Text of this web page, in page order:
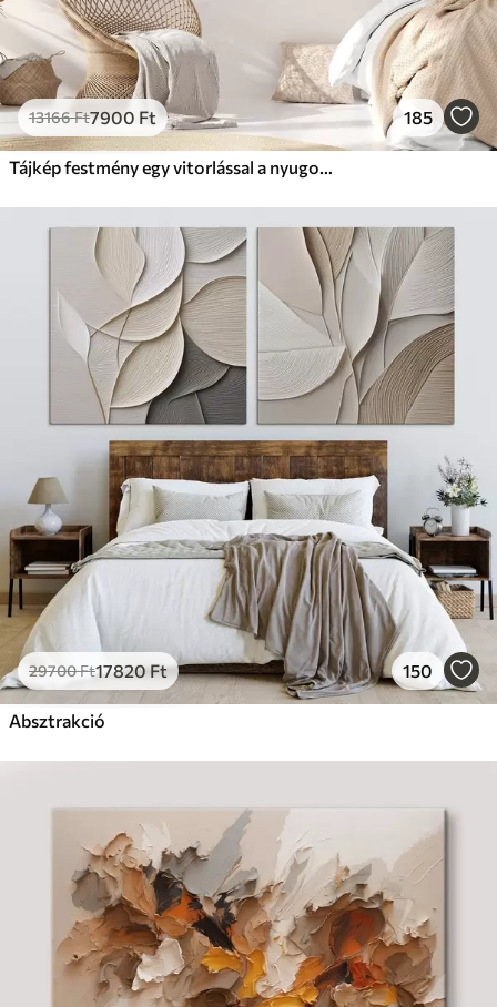
13166Ft7900 Ft 185
Tájkép festmény egy vitorlással a nyugodt tengeren, narancssárga és sárga égbolt, távoli hegyek
29700Ft17820Ft 150
Absztrakció